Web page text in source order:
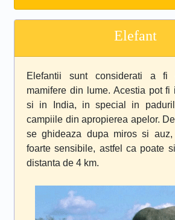
Elefant
Elefantii sunt considerati a fi
mamifere din lume. Acestia pot fi
si in India, in special in
campiile din apropierea apelor.
se ghideaza dupa miros si
foarte sensibile, astfel ca poate
distanta de 4 km.